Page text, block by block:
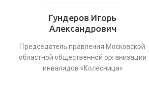
Гундеров Игорь
Александрович
Председатель правления Московской
областной общественной организации
инвалидов «Колесница»